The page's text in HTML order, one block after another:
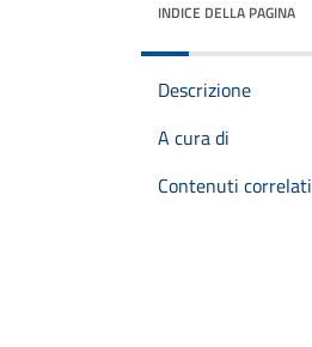
INDICE DELLA PAGINA
Descrizione
A cura di
Contenuti correlati